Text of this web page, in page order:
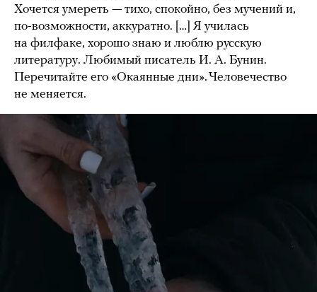
Хочется умереть — тихо, спокойно, без мучений и,
по-возможности, аккуратно. […] Я училась
на филфаке, хорошо знаю и люблю русскую
литературу. Любимый писатель И. А. Бунин.
Перечитайте его «Окаянные дни». Человечество
не меняется.